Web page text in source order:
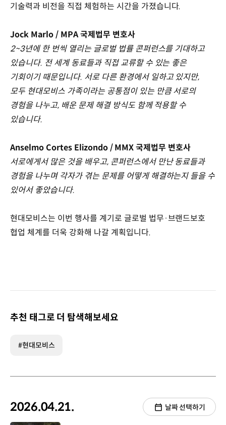
기술력과 비전을 직접 체험하는 시간을 가졌습니다.
Jock Marlo / MPA 국제법무 변호사
2~3년에 한 번씩 열리는 글로벌 법률 콘퍼런스를 기대하고
있습니다. 전 세계 동료들과 직접 교류할 수 있는 좋은
기회이기 때문입니다. 서로 다른 환경에서 일하고 있지만,
모두 현대모비스 가족이라는 공통점이 있는 만큼 서로의
경험을 나누고, 배운 문제 해결 방식도 함께 적용할 수
있습니다.
Anselmo Cortes Elizondo / MMX 국제법무 변호사
서로에게서 많은 것을 배우고, 콘퍼런스에서 만난 동료들과
경험을 나누며 각자가 겪는 문제를 어떻게 해결하는지 들을 수
있어서 좋았습니다.
현대모비스는 이번 행사를 계기로 글로벌 법무·브랜드보호
협업 체계를 더욱 강화해 나갈 계획입니다.
추천 태그로 더 탐색해보세요
#현대모비스
2026.04.21. 날짜 선택하기